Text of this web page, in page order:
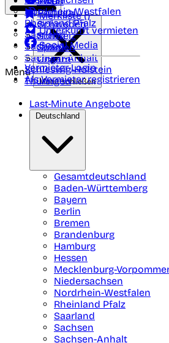
Nordrhein-Westfalen
Rheinland Pfalz
Saarland
Sachsen
Sachsen-Anhalt
Schleswig-Holstein
Thüringen
Portugal
Schweden
Schweiz
Spanien
Ungarn
Merkliste ()
Unterkunft vermieten
Social Media
Vermieter-Login
Als Vermieter registrieren
Menü
Menü schließen
Last-Minute Angebote
Deutschland
Gesamtdeutschland
Baden-Württemberg
Bayern
Berlin
Bremen
Brandenburg
Hamburg
Hessen
Mecklenburg-
Niedersachsen
Nordrhein-Westfalen
Rheinland Pfalz
Saarland
Sachsen
Sachsen-Anhalt